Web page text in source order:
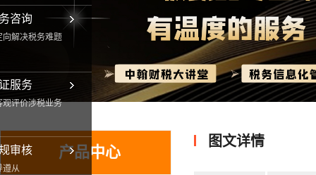
咨询
向解决税务难题
服务
观评价涉税业务
审核
遵从
产品中心
图文详情